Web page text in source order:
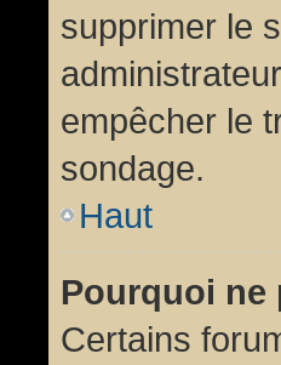
supprimer le
empêcher le
sondage.
Haut
Pourquoi ne
Certains